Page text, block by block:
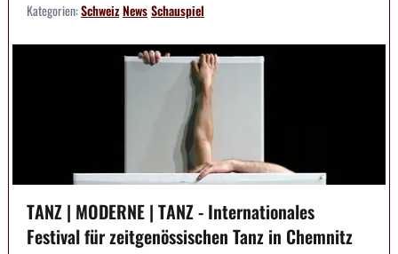
Kategorien:SchweizNewsSchauspiel
TANZ | MODERNE | TANZ - Internationales
Festival für zeitgenössischen Tanz in Chemnitz